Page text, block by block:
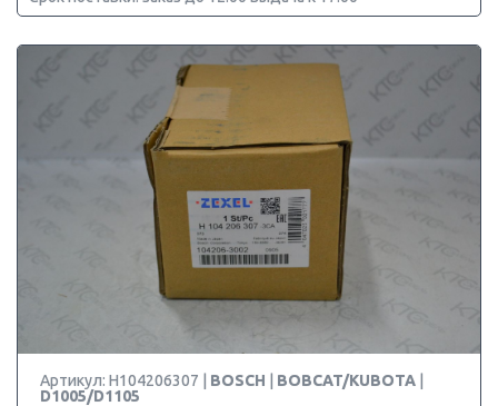
Артикул: H104206307 | BOSCH BOBCAT/KUBOTA
D1005/D1105